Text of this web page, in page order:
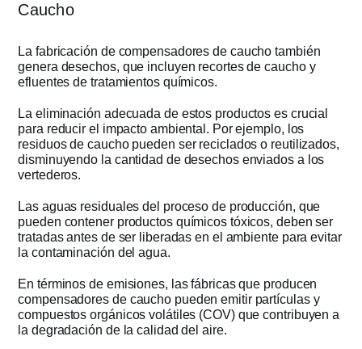
Caucho
La fabricación de compensadores de caucho también
genera desechos, que incluyen recortes de caucho y
efluentes de tratamientos químicos.
La eliminación adecuada de estos productos es crucial
para reducir el impacto ambiental. Por ejemplo, los
residuos de caucho pueden ser reciclados o reutilizados,
disminuyendo la cantidad de desechos enviados a los
vertederos.
Las aguas residuales del proceso de producción, que
pueden contener productos químicos tóxicos, deben ser
tratadas antes de ser liberadas en el ambiente para evitar
la contaminación del agua.
En términos de emisiones, las fábricas que producen
compensadores de caucho pueden emitir partículas y
compuestos orgánicos volátiles (COV) que contribuyen a
la degradación de la calidad del aire.